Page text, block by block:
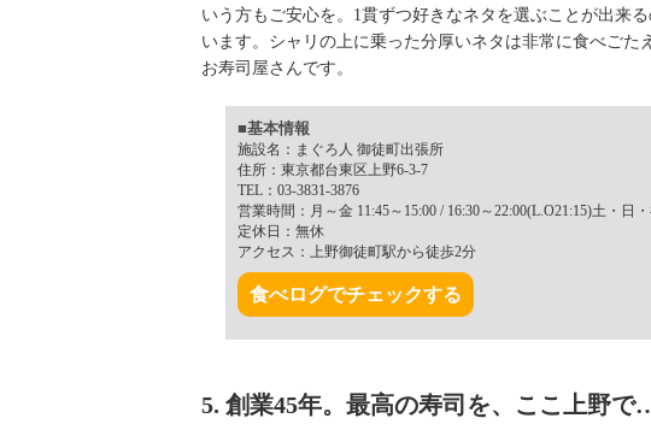
いう方もご安心を。1貫ずつ好きなネタを選ぶことが出来
います。シャリの上に乗った分厚いネタは非常に食べご
お寿司屋さんです。
■基本情報
施設名：まぐろ人 御徒町出張所
住所：東京都台東区上野6-3-7
TEL：03-3831-3876
営業時間：月～金 11:45～15:00 / 16:30～22:00(L.O21:15)土・日
定休日：無休
アクセス：上野御徒町駅から徒歩2分
食べログでチェックする
5. 創業45年。最高の寿司を、ここ上野で